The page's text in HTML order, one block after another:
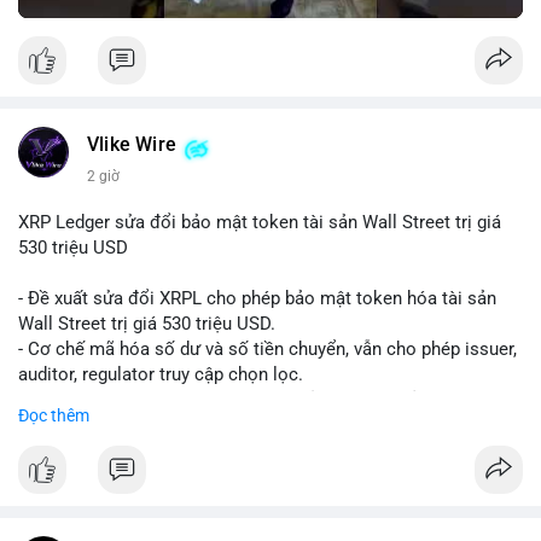
Vlike Wire
2 giờ
XRP Ledger sửa đổi bảo mật token tài sản Wall Street trị giá
530 triệu USD
- Đề xuất sửa đổi XRPL cho phép bảo mật token hóa tài sản
Wall Street trị giá 530 triệu USD.
- Cơ chế mã hóa số dư và số tiền chuyển, vẫn cho phép issuer,
auditor, regulator truy cập chọn lọc.
tài chính.
chức tài chính.
Đọc thêm